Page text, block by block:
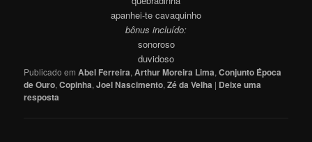
apanhei-te cavaquinho
bônus incluído:
sonoroso
duvidoso
Publicado em Abel Ferreira,Arthur Moreira Lima,Conjunto Época
de Ouro,Copinha,Joel Nascimento,Zé da Velha | Deixe uma
resposta